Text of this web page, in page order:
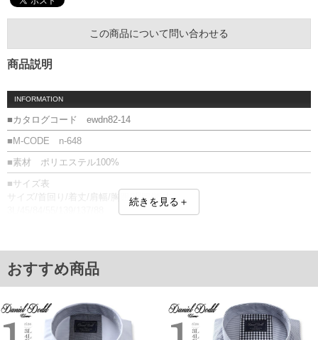
この商品について問い合わせる
商品説明
INFORMATION
■カタログコード ewdn82-14
■M-CODE n-648
■素材 ポリエステル100%
■サイズ表
サイズ/首回り/着丈/肩幅/胸囲/胴囲/裄丈
6L/51/90/61/157/155/91
7L/53/92/63/163/161/92
8L/55/94/65/169/167/93
※【返品交換について】
返品交換希望の方は、商品到着後1週間以内にご連絡ください。
下着(肌着)やワイシャツは商品の性質上、返品交換不可とさせて頂いております。予め
続きを見る＋
おすすめ商品